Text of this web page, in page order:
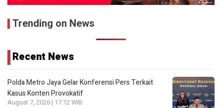
Trending on News
Recent News
Polda Metro Jaya Gelar Konferensi Pers Terkait
Kasus Konten Provokatif
August 7, 2026 | 17:12 WIB